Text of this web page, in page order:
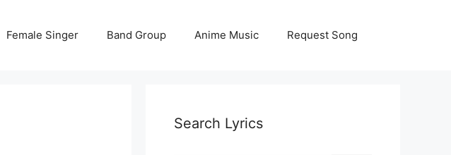
Female Singer Band Group Anime Music Request Song
Search Lyrics